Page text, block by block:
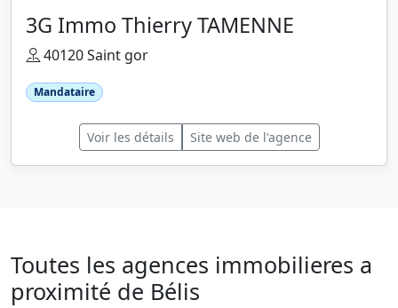
3G Immo Thierry TAMENNE
40120 Saint gor
Mandataire
Voir les détails Site web de l'agence
Toutes les agences immobilieres a
proximité de Bélis